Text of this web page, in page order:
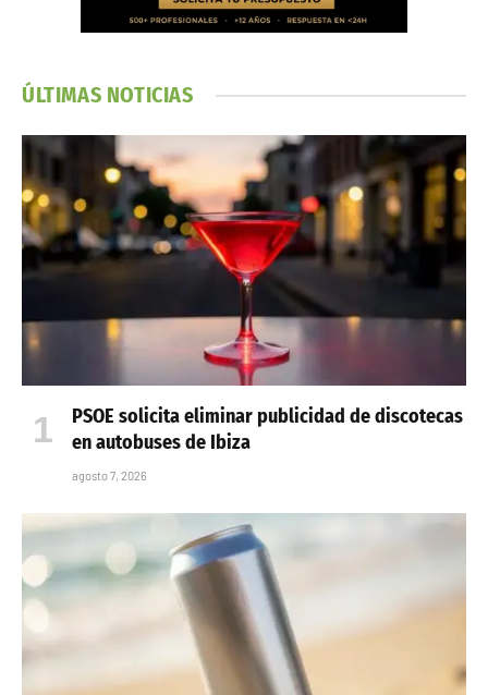
ÚLTIMAS NOTICIAS
PSOE solicita eliminar publicidad de discotecas
en autobuses de Ibiza
agosto 7, 2026